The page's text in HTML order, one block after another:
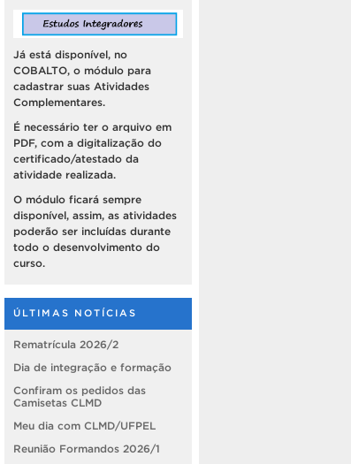
Já está disponível, no
COBALTO, o módulo para
cadastrar suas Atividades
Complementares.
É necessário ter o arquivo em
PDF, com a digitalização do
certificado/atestado da
atividade realizada.
O módulo ficará sempre
disponível, assim, as atividades
poderão ser incluídas durante
todo o desenvolvimento do
curso.
ÚLTIMAS NOTÍCIAS
Rematrícula 2026/2
Dia de integração e formação
Confiram os pedidos das
Camisetas CLMD
Meu dia com CLMD/UFPEL
Reunião Formandos 2026/1